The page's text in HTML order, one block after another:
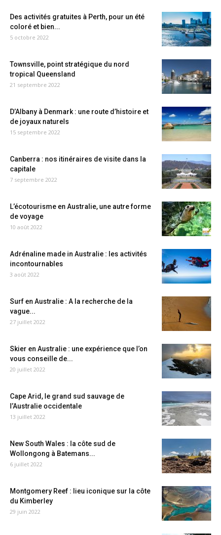
Des activités gratuites à Perth, pour un été
coloré et bien...
5 octobre 2022
Townsville, point stratégique du nord
tropical Queensland
21 septembre 2022
D’Albany à Denmark : une route d’histoire et
de joyaux naturels
15 septembre 2022
Canberra : nos itinéraires de visite dans la
capitale
7 septembre 2022
L’écotourisme en Australie, une autre forme
de voyage
10 août 2022
Adrénaline made in Australie : les activités
incontournables
3 août 2022
Surf en Australie : A la recherche de la
vague...
27 juillet 2022
Skier en Australie : une expérience que l’on
vous conseille de...
20 juillet 2022
Cape Arid, le grand sud sauvage de
l’Australie occidentale
13 juillet 2022
New South Wales : la côte sud de
Wollongong à Batemans...
6 juillet 2022
Montgomery Reef : lieu iconique sur la côte
du Kimberley
29 juin 2022